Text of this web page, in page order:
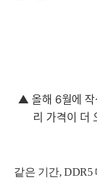
▲ 올해 6월에 작
리 가격이 더
같은 기간, DDR5